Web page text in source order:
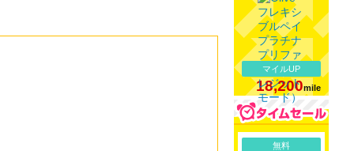
マイルUP
18,200mile
無料